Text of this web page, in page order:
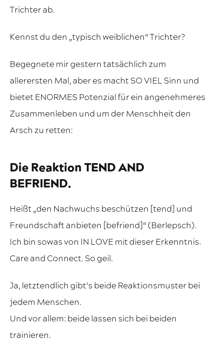
Trichter ab.
Kennst du den „typisch weiblichen“ Trichter?
Begegnete mir gestern tatsächlich zum
allerersten Mal, aber es macht SO VIEL Sinn und
bietet ENORMES Potenzial für ein angenehmeres
Zusammenleben und um der Menschheit den
Arsch zu retten:
Die Reaktion TEND AND
BEFRIEND.
Heißt „den Nachwuchs beschützen [tend] und
Freundschaft anbieten [befriend]“ (Berlepsch).
Ich bin sowas von IN LOVE mit dieser Erkenntnis.
Care and Connect. So geil.
Ja, letztendlich gibt’s beide Reaktionsmuster bei
jedem Menschen.
Und vor allem: beide lassen sich bei beiden
trainieren.